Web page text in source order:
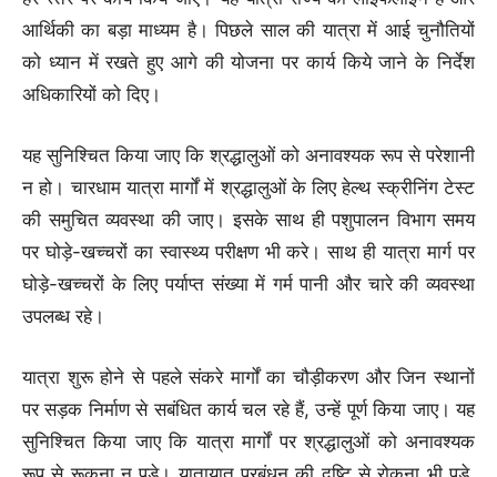
आर्थिकी का बड़ा माध्यम है। पिछले साल की यात्रा में आई चुनौतियों
को ध्यान में रखते हुए आगे की योजना पर कार्य किये जाने के निर्देश
अधिकारियों को दिए।
यह सुनिश्चित किया जाए कि श्रद्धालुओं को अनावश्यक रूप से परेशानी
न हो। चारधाम यात्रा मार्गों में श्रद्धालुओं के लिए हेल्थ स्क्रीनिंग टेस्ट
की समुचित व्यवस्था की जाए। इसके साथ ही पशुपालन विभाग समय
पर घोड़े-खच्चरों का स्वास्थ्य परीक्षण भी करे। साथ ही यात्रा मार्ग पर
घोड़े-खच्चरों के लिए पर्याप्त संख्या में गर्म पानी और चारे की व्यवस्था
उपलब्ध रहे।
यात्रा शुरू होने से पहले संकरे मार्गों का चौड़ीकरण और जिन स्थानों
पर सड़क निर्माण से सबंधित कार्य चल रहे हैं, उन्हें पूर्ण किया जाए। यह
सुनिश्चित किया जाए कि यात्रा मार्गों पर श्रद्धालुओं को अनावश्यक